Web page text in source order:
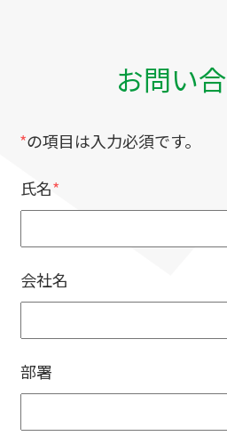
お問い
*の項目は入力必須です。
氏名*
会社名
部署